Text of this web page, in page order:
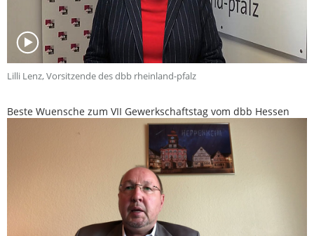
Lilli Lenz, Vorsitzende des dbb rheinland-pfalz
Beste Wuensche zum VII Gewerkschaftstag vom dbb Hessen